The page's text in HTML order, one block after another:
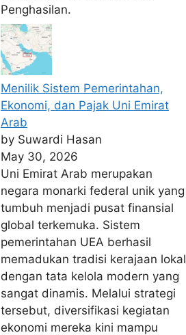
Penghasilan.
Menilik Sistem Pemerintahan,
Ekonomi, dan Pajak Uni Emirat
Arab
by Suwardi Hasan
May 30, 2026
Uni Emirat Arab merupakan
negara monarki federal unik yang
tumbuh menjadi pusat finansial
global terkemuka. Sistem
pemerintahan UEA berhasil
memadukan tradisi kerajaan lokal
dengan tata kelola modern yang
sangat dinamis. Melalui strategi
tersebut, diversifikasi kegiatan
ekonomi mereka kini mampu